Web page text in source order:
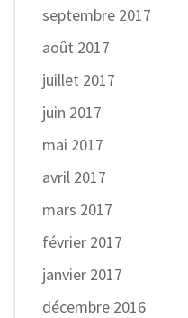
septembre 2017
août 2017
juillet 2017
juin 2017
mai 2017
avril 2017
mars 2017
février 2017
janvier 2017
décembre 2016